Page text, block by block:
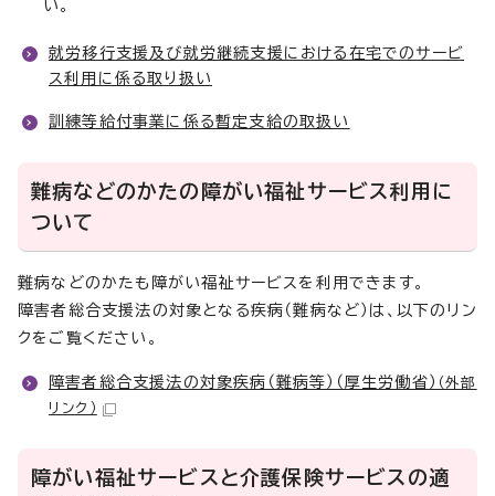
い。
就労移行支援及び就労継続支援における在宅でのサービ
ス利用に係る取り扱い
訓練等給付事業に係る暫定支給の取扱い
難病などのかたの障がい福祉サービス利用に
ついて
難病などのかたも障がい福祉サービスを利用できます。
障害者総合支援法の対象となる疾病（難病など）は、以下のリン
クをご覧ください。
障害者総合支援法の対象疾病（難病等）（厚生労働省） （外部
リンク）
障がい福祉サービスと介護保険サービスの適